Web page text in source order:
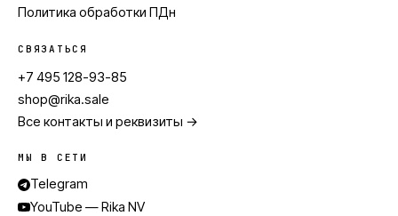
Политика обработки ПДн
СВЯЗАТЬСЯ
+7 495 128-93-85
shop@rika.sale
Все контакты и реквизиты →
МЫ В СЕТИ
Telegram
YouTube — Rika NV